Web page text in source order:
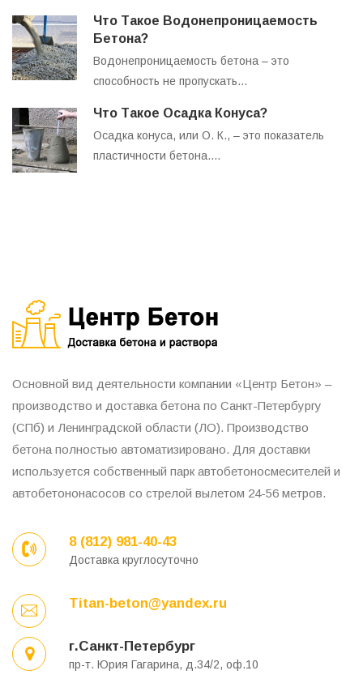
Что Такое Водонепроницаемость
Бетона?
Водонепроницаемость бетона – это
способность не пропускать…
Что Такое Осадка Конуса?
Осадка конуса, или О. К., – это показатель
пластичности бетона.…
Основной вид деятельности компании «Центр Бетон» –
производство и доставка бетона по Санкт-Петербургу
(СПб) и Ленинградской области (ЛО). Производство
бетона полностью автоматизировано. Для доставки
используется собственный парк автобетоносмесителей и
автобетононасосов со стрелой вылетом 24-56 метров.
8 (812) 981-40-43
Доставка круглосуточно
Titan-beton@yandex.ru
г.Санкт-Петербург
пр-т. Юрия Гагарина, д.34/2, оф.10